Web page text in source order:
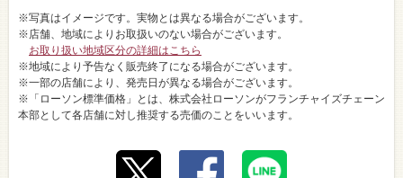
※写真はイメージです。実物とは異なる場合がございます。
※店舗、地域によりお取扱いのない場合がございます。
お取り扱い地域区分の詳細はこちら
※地域により予告なく販売終了になる場合がございます。
※一部の店舗により、発売日が異なる場合がございます。
※「ローソン標準価格」とは、株式会社ローソンがフランチャイズチェーン
本部として各店舗に対し推奨する売価のことをいいます。